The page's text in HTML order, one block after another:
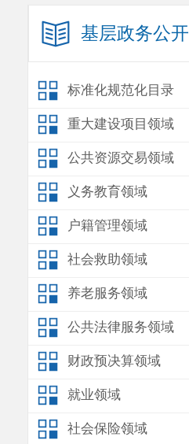
基层政务公开
标准化规范化目录
重大建设项目领域
公共资源交易领域
义务教育领域
户籍管理领域
社会救助领域
养老服务领域
公共法律服务领域
财政预决算领域
就业领域
社会保险领域